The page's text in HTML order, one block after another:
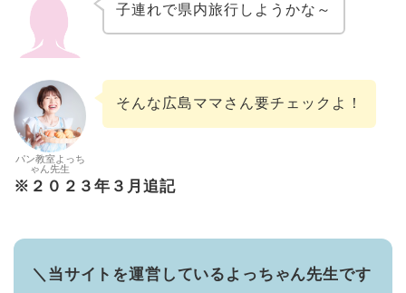
子連れで県内旅行しようかな～
パン教室よっち
ゃん先生
そんな広島ママさん要チェックよ！
※２０２３年３月追記
＼当サイトを運営しているよっちゃん先生です